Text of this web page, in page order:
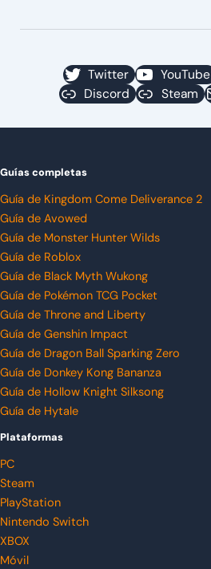
Twitter YouTube
Discord
Steam
Guías completas
Guía de Kingdom Come Deliverance 2
Guía de Avowed
Guía de Monster Hunter Wilds
Guía de Roblox
Guía de Black Myth Wukong
Guía de Pokémon TCG Pocket
Guía de Throne and Liberty
Guía de Genshin Impact
Guía de Dragon Ball Sparking Zero
Guía de Donkey Kong Bananza
Guía de Hollow Knight Silksong
Guía de Hytale
Plataformas
PC
Steam
PlayStation
Nintendo Switch
XBOX
Móvil